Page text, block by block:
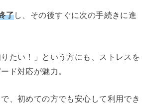
了し、その後すぐに次の手続きに進
りたい！」という方にも、ストレスを
ド対応が魅力。
、初めての方でも安心して利用でき